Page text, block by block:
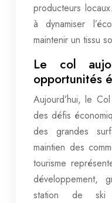
producteurs
à dynamiser
maintenir un tissu
Le col
opportunités
Aujourd’hui, le
des défis
des grandes
maintien des
tourisme
développement,
station de ski